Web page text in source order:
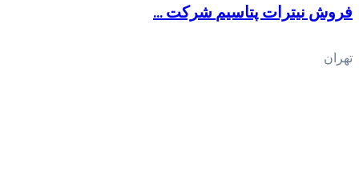
فروش نیترات پتاسیم‎ شرکت ...
تهران